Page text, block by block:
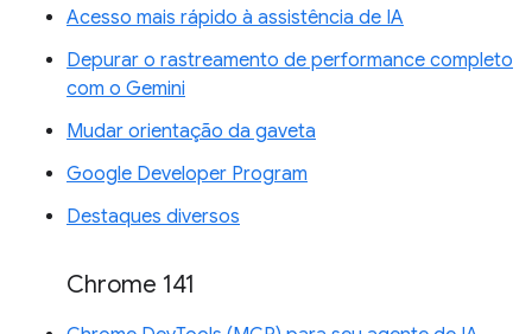
Acesso mais rápido à assistência de IA
Depurar o rastreamento de performance completo
com o Gemini
Mudar orientação da gaveta
Google Developer Program
Destaques diversos
Chrome 141